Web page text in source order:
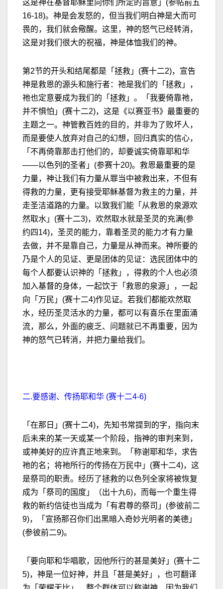
这是神在基督耶稣里向你们所定的旨意」(参帖前五
16-18)。神是会发怒的，但当我们明白神是大而可
畏的，我们就会儆醒。这里，神的怒气已经转消，
这是对我们很大的祝福，神是体恤我们的神。
第2节的开头和结尾都是「拯救」(赛十二2)，宣告
神是救恩的源头和施行者：祂是我们的「拯救」，
祂也定意要成为我们的「拯救」。「我要倚靠祂，
并不惧怕」(赛十二2)，这是《以赛亚书》最重要的
主题之一。神管教百姓的目的，并非为了败坏人，
而是要使人放弃对自己的幻想，回归真实的信心，
「不再倚靠那击打他们的，却要诚实倚靠耶和华
——以色列的圣者」(参赛十20)。救恩最重要的是
力量，神让我们有力量从罪当中被救出来，不但有
得救的力量，更有接受耶稣基督为救主的力量，并
走圣洁道路的力量。以致我们能「从救恩的泉源欢
然取水」(赛十二3)，欢然取水就是圣灵的充满(参
约四14)，圣灵的能力，靠着圣灵的能力才有力量
去做，并不是靠自己，力量是从神而来。神所要的
乃是个人的见证、更是团体的见证：选民团体中的
每个人都要认识神的「拯救」，得救的个人也必须
加入基督的身体，一起饮于「救恩的泉源」，一起
向「万民」(赛十二4)作见证。若我们都能欢然取
水，经历圣灵活水的力量，都可以有喜乐在里面涌
流，那么，外面的疲乏、问题就已不再重要，因为
神的怒气已转消，并把力量给我们。
二.要感谢、传扬耶和华 (赛十二4-6)
「在那日」(赛十二4)，先知书常提到的字，指向末
后未来的某一天或某一个阶段，指神的审判来到，
或神美好的应许真正地来到。「称谢耶和华，求告
祂的名；将祂所行的传扬在万民中」(赛十二4)，这
是祭司的职责。经历了拯救的以色列全家将被恢复
成为「祭司的国度」（出十九6)，而每一个重生得
救的新约信徒也当成为「有君尊的祭司」(参彼前二
9)，「宣扬那召你们出黑暗入奇妙光明者的美德」
(参彼前二9)。
「要向耶和华唱歌，因他所行的甚是美好」(赛十二
5)，神是一位好神，并且「甚是美好」，也可翻译